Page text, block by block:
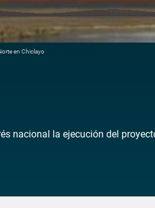
en Chiclayo
nacional la ejecución del